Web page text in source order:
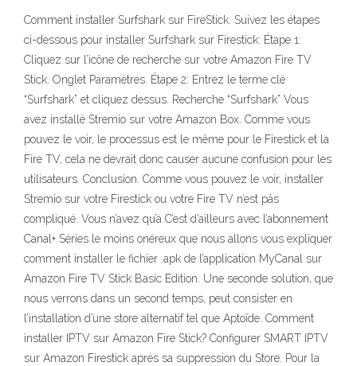
Comment installer Surfshark sur FireStick. Suivez les étapes
ci-dessous pour installer Surfshark sur Firestick: Étape 1:
Cliquez sur l’icône de recherche sur votre Amazon Fire TV
Stick. Onglet Paramètres. Étape 2: Entrez le terme clé
“Surfshark” et cliquez dessus. Recherche “Surfshark” Vous
avez installé Stremio sur votre Amazon Box. Comme vous
pouvez le voir, le processus est le même pour le Firestick et la
Fire TV, cela ne devrait donc causer aucune confusion pour les
utilisateurs. Conclusion. Comme vous pouvez le voir, installer
Stremio sur votre Firestick ou votre Fire TV n’est pâs
compliqué. Vous n’avez qu’à C’est d’ailleurs avec l’abonnement
Canal+ Séries le moins onéreux que nous allons vous expliquer
comment installer le fichier .apk de l’application MyCanal sur
Amazon Fire TV Stick Basic Edition. Une seconde solution, que
nous verrons dans un second temps, peut consister en
l’installation d’une store alternatif tel que Aptoïde. Comment
installer IPTV sur Amazon Fire Stick? Configurer SMART IPTV
sur Amazon Firestick après sa suppression du Store. Pour la